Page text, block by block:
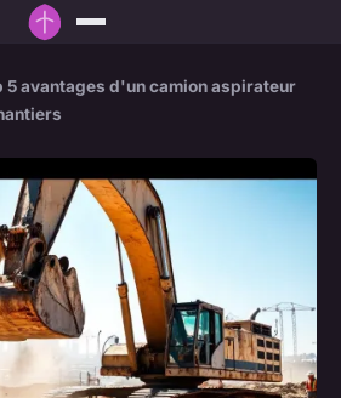
5 avantages d'un camion aspirateur